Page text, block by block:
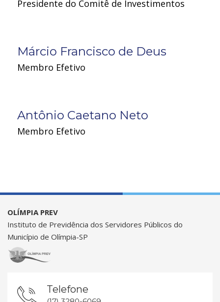
Presidente do Comitê de Investimentos
Márcio Francisco de Deus
Membro Efetivo
Antônio Caetano Neto
Membro Efetivo
OLÍMPIA PREV
Instituto de Previdência dos Servidores Públicos do
Município de Olímpia-SP
Telefone